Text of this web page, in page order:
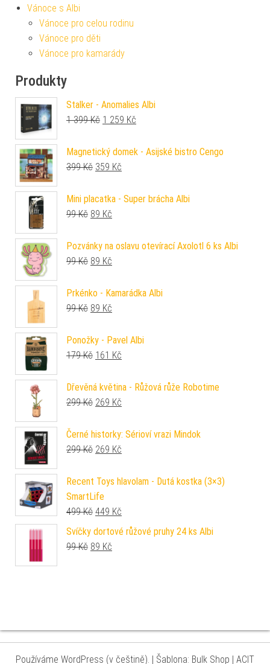
Vánoce s Albi
Vánoce pro celou rodinu
Vánoce pro děti
Vánoce pro kamarády
Produkty
Stalker - Anomalies Albi
1 399Kč Původní cena byla: 1 399 Kč.
1 259 Kč
Magnetický domek - Asijské bistro Cengo
399Kč Původní cena byla: 399 Kč.
359 Kč
Mini placatka - Super brácha Albi
99Kč Původní cena byla: 99 Kč.
89 Kč
Pozvánky na oslavu otevírací Axolotl 6 ks Albi
99Kč Původní cena byla: 99 Kč.
89 Kč
Prkénko - Kamarádka Albi
99Kč Původní cena byla: 99 Kč.
89 Kč
Ponožky - Pavel Albi
179Kč Původní cena byla: 179 Kč.
161 Kč
Dřevěná květina - Růžová růže Robotime
299Kč Původní cena byla: 299 Kč.
269 Kč
Černé historky: Sérioví vrazi Mindok
299Kč Původní cena byla: 299 Kč.
269 Kč
Recent Toys hlavolam - Dutá kostka (3×3)
SmartLife
499Kč Původní cena byla: 499 Kč.
449 Kč
Svíčky dortové růžové pruhy 24 ks Albi
99Kč Původní cena byla: 99 Kč.
89 Kč
Používáme WordPress (v češtině). Šablona: Bulk Shop | ACIT